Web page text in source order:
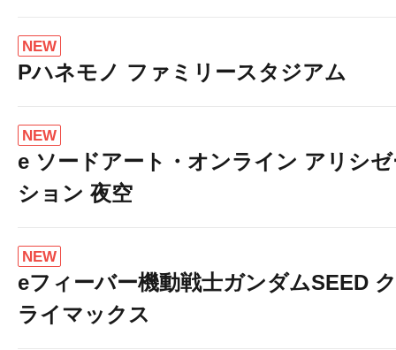
NEW
Pハネモノ ファミリースタジアム
NEW
e ソードアート・オンライン アリシ
ション 夜空
NEW
eフィーバー機動戦士ガンダムSEED ク
ライマックス